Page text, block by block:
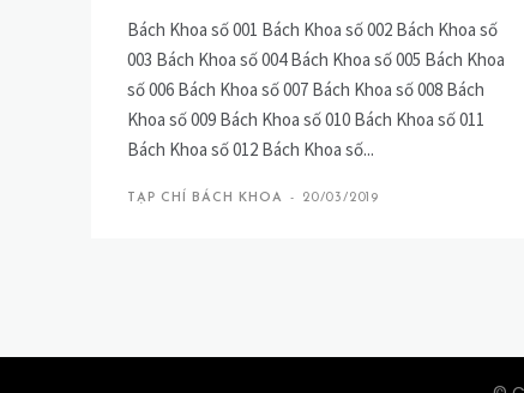
Bách Khoa số 001 Bách Khoa số 002 Bách Khoa số
003 Bách Khoa số 004 Bách Khoa số 005 Bách Khoa
số 006 Bách Khoa số 007 Bách Khoa số 008 Bách
Khoa số 009 Bách Khoa số 010 Bách Khoa số 011
Bách Khoa số 012 Bách Khoa số...
TẠP CHÍ BÁCH KHOA - 20/03/2019